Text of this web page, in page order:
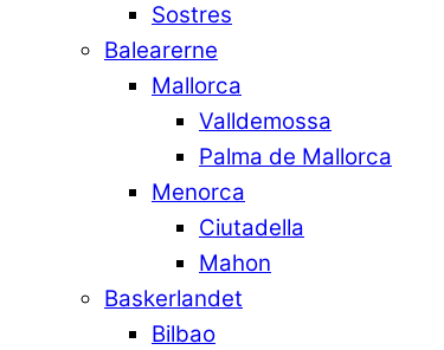
Sostres
Balearerne
Mallorca
Valldemossa
Palma de Mallorca
Menorca
Ciutadella
Mahon
Baskerlandet
Bilbao